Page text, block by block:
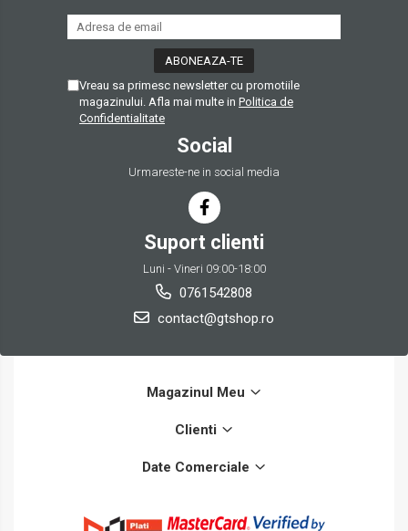
Vreau sa primesc newsletter cu promotiile
magazinului. Afla mai multe in Politica de
Confidentialitate
Social
Urmareste-ne in social media
Suport clienti
Luni - Vineri 09:00-18:00
0761542808
contact@gtshop.ro
Magazinul Meu
Clienti
Date Comerciale